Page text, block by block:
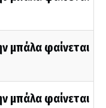
μπάλα φαίνεται
μπάλα φαίνεται